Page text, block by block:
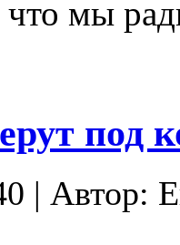
что мы
под
| Автор: